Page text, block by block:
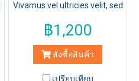
Vivamus vel ultricies velit, sed
฿1,200
สั่งซื้อสินค้า
เปรียบเทียบ